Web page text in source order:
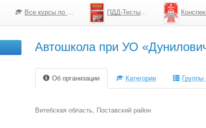
Все курсы по ПДД ПДД-Тесты 2026 Конспект
Автошкола при УО
Об организации Категории Группы
Витебская область, Поставский район